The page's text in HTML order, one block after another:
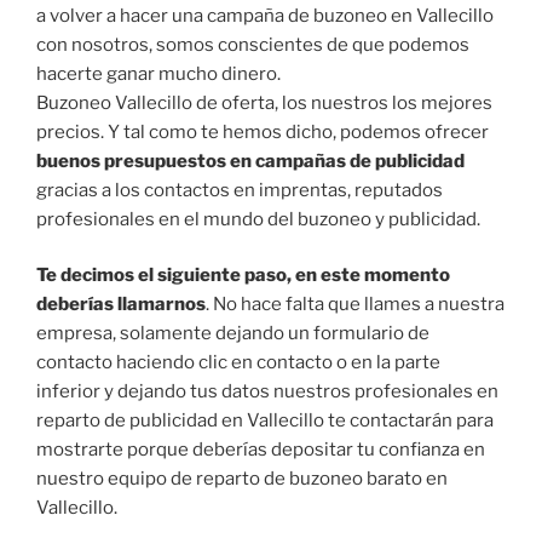
a volver a hacer una campaña de buzoneo en Vallecillo
con nosotros, somos conscientes de que podemos
hacerte ganar mucho dinero.
Buzoneo Vallecillo de oferta, los nuestros los mejores
precios. Y tal como te hemos dicho, podemos ofrecer
buenos presupuestos en campañas de publicidad
gracias a los contactos en imprentas, reputados
profesionales en el mundo del buzoneo y publicidad.
Te decimos el siguiente paso, en este momento
deberías llamarnos. No hace falta que llames a nuestra
empresa, solamente dejando un formulario de
contacto haciendo clic en contacto o en la parte
inferior y dejando tus datos nuestros profesionales en
reparto de publicidad en Vallecillo te contactarán para
mostrarte porque deberías depositar tu confianza en
nuestro equipo de reparto de buzoneo barato en
Vallecillo.